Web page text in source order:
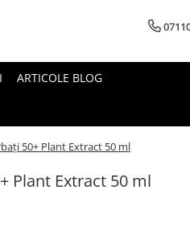
ARTICOLE BLOG
50+ Plant Extract 50 ml
Plant Extract 50 ml